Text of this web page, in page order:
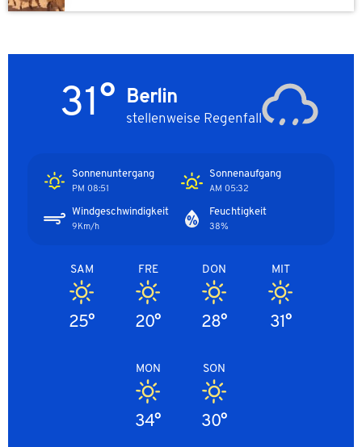
Berlin
stellenweise Regenfall
31°
Sonnenaufgang
05:32 AM
Sonnenuntergang
08:51 PM
Feuchtigkeit
38%
Windgeschwindigkeit
9Km/h
MIT
31°
DON
28°
FRE
20°
SAM
25°
SON
30°
MON
34°